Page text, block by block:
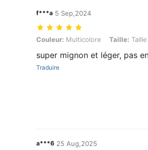
f***a 5 Sep,2024
Couleur: Multicolore, Taille: Taille
Couleur: Multicolore Taille:
super mignon et léger, pas
Traduire
a***6 25 Aug,2025